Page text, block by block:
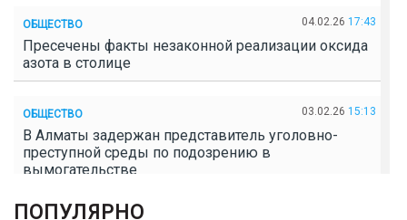
ОБЩЕСТВО 04.02.26 17:43
Пресечены факты незаконной реализации оксида
азота в столице
ОБЩЕСТВО 03.02.26 15:13
В Алматы задержан представитель уголовно-
преступной среды по подозрению в
вымогательстве
ПОПУЛЯРНО